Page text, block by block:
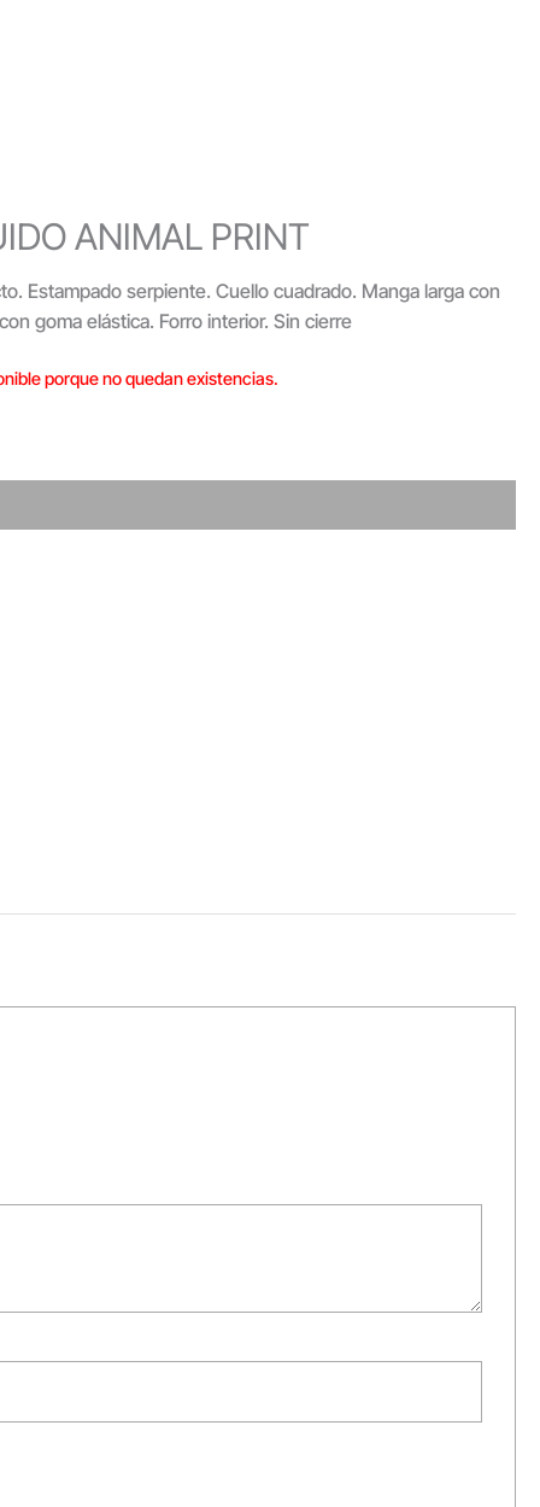
ANIMAL PRINT
Estampado serpiente. Cuello cuadrado. Manga larga con
goma elástica. Forro interior. Sin cierre
porque no quedan existencias.